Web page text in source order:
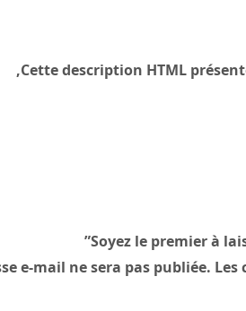
Cette description HTML
Soyez le premier à
e-mail ne sera pas publiée. Les